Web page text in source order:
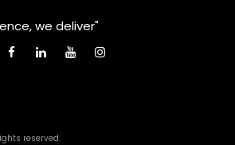
we deliver"
reserved.